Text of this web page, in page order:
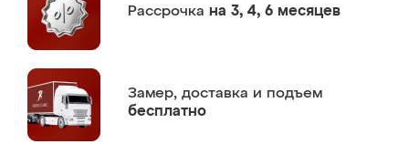
Рассрочка на 3, 4, 6 месяцев
Замер, доставка и подъем
бесплатно